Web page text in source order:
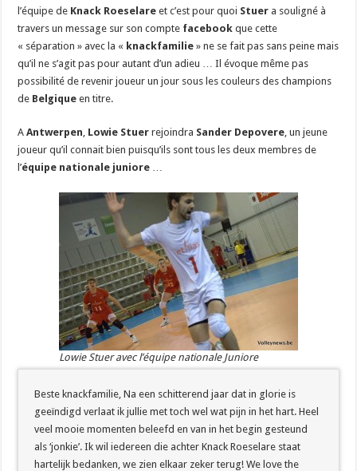
l’équipe de Knack Roeselare et c’est pour quoi Stuer a souligné à
travers un message sur son compte facebook que cette
« séparation » avec la « knackfamilie » ne se fait pas sans peine mais
qu’il ne s’agit pas pour autant d’un adieu … Il évoque même pas
possibilité de revenir joueur un jour sous les couleurs des champions
de Belgique en titre.
AAntwerpen, Lowie Stuer rejoindra Sander Depovere, un jeune
joueur qu’il connait bien puisqu’ils sont tous les deux membres de
l’équipe nationale juniore …
Lowie Stuer avec l’équipe nationale Juniore
Beste knackfamilie, Na een schitterend jaar dat in glorie is
geeïndigd verlaat ik jullie met toch wel wat pijn in het hart. Heel
veel mooie momenten beleefd en van in het begin gesteund
als ‘jonkie’. Ik wil iedereen die achter Knack Roeselare staat
hartelijk bedanken, we zien elkaar zeker terug! We love the